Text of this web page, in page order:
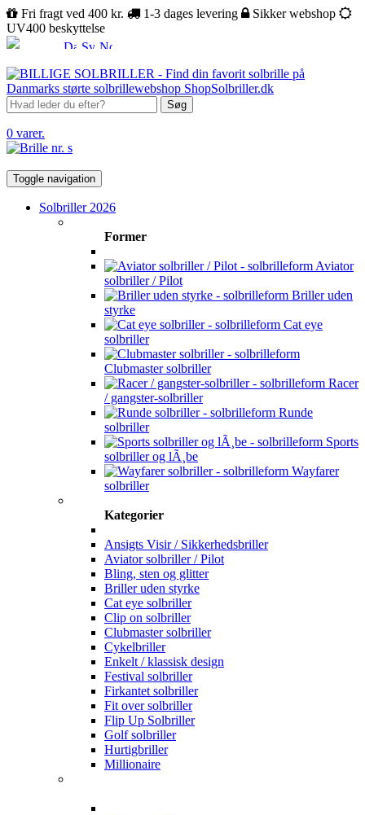
Fri fragt ved 400 kr. 1-3 dages levering
Sikker webshop
UV400 beskyttelse
Søg
0 varer.
Toggle navigation
Solbriller 2026
Former
Aviator
solbriller / Pilot
Briller uden
styrke
Cat eye
solbriller
Clubmaster solbriller
Racer
/ gangster-solbriller
Runde
solbriller
Sports
solbriller og lÃ¸be
Wayfarer
solbriller
Kategorier
Ansigts Visir / Sikkerhedsbriller
Aviator solbriller / Pilot
Bling, sten og glitter
Briller uden styrke
Cat eye solbriller
Clip on solbriller
Clubmaster solbriller
Cykelbriller
Enkelt / klassisk design
Festival solbriller
Firkantet solbriller
Fit over solbriller
Flip Up Solbriller
Golf solbriller
Hurtigbriller
Millionaire